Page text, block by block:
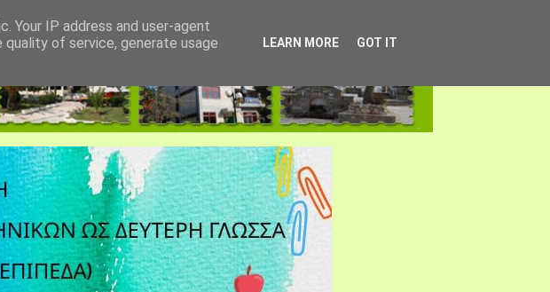
Your IP address and user-agent
of service, generate usage
LEARN MORE GOT IT